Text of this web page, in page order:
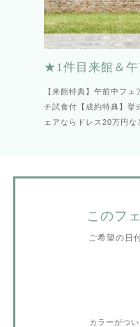
★1件目来館＆
【来館特典】午前中フ
チ試食付【成約特典】
ェアならドレス20万円
このフ
ご希望の日
カラーがつ